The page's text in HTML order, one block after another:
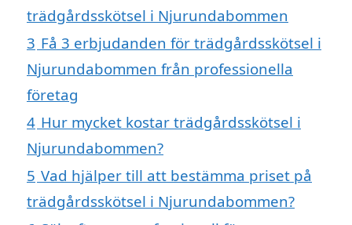
trädgårdsskötsel i Njurundabommen
3 Få 3 erbjudanden för trädgårdsskötsel i
Njurundabommen från professionella
företag
4 Hur mycket kostar trädgårdsskötsel i
Njurundabommen?
5 Vad hjälper till att bestämma priset på
trädgårdsskötsel i Njurundabommen?